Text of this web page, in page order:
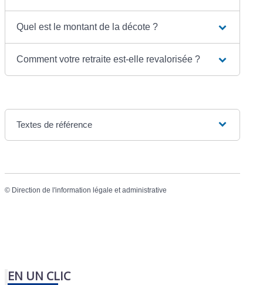
Quel est le montant de la décote ?
Comment votre retraite est-elle revalorisée ?
Textes de référence
© Direction de l'information légale et administrative
EN UN CLIC